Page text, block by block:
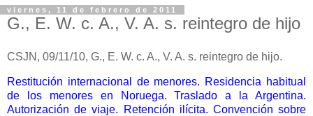
viernes, 11 de febrero de 2011
G., E. W. c. A., V. A. s. reintegro de hijo
CSJN, 09/11/10, G., E. W. c. A., V. A. s. reintegro de hijo.
Restitución internacional de menores. Residencia habitual
de los menores en Noruega. Traslado a la Argentina.
Autorización de viaje. Retención ilícita. Convención sobre